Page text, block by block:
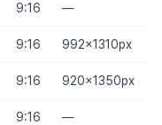
9:16 —
9:16 992×1310px
9:16 920×1350px
9:16 —